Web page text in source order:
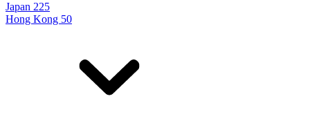
Japan 225
Hong Kong 50